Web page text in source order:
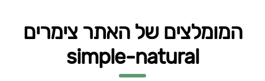
המומלצים של האתר צימרים
simple-natural